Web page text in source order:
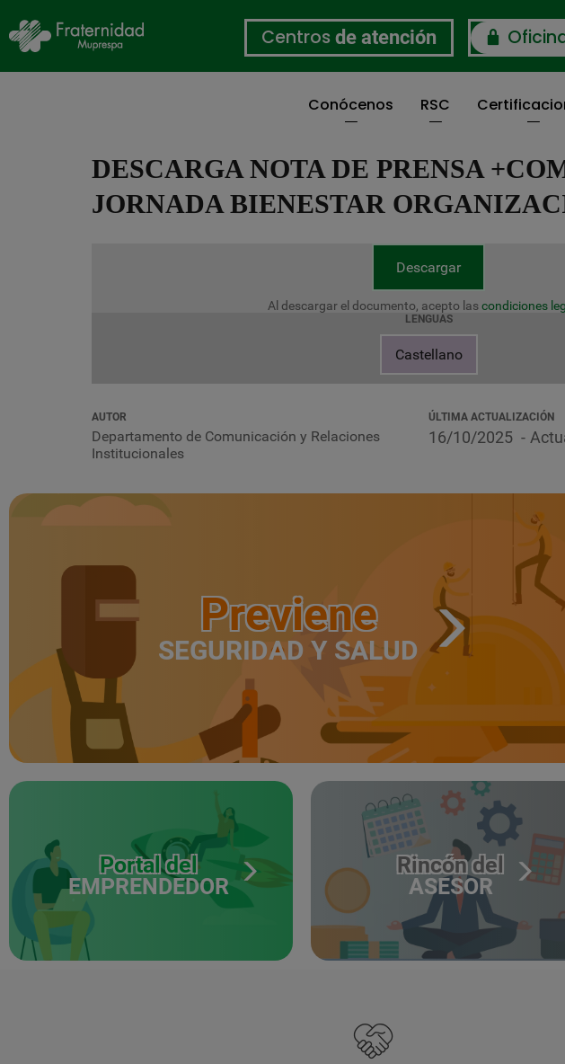
Centros de atención
Conócenos RSC
DESCARGA NOTA DE PRENSA
JORNADA BIENESTAR
Descargar
Al descargar el documento, acepto lascondiciones
LENGUAS
Castellano
AUTOR
Departamento de Comunicación y Relaciones
Institucionales
ÚLTIMA ACTUALIZACIÓN
16/10/2025
Previene
SEGURIDAD Y SALUD
Portal del
EMPRENDEDOR
Rincón del
ASESOR